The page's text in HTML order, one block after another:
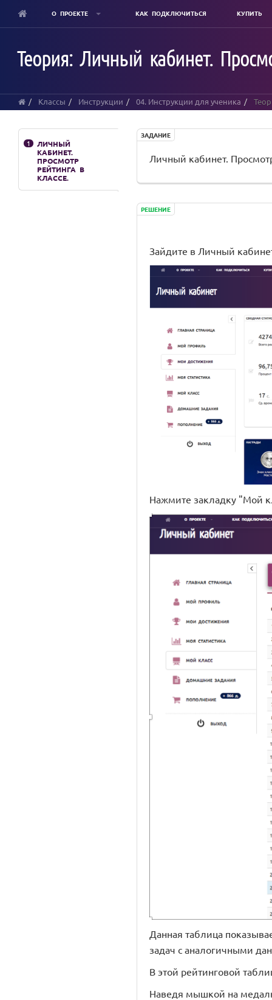
content
О ПРОЕКТЕ КАК ПОДКЛЮЧИТЬСЯ КУПИТЬ
Теория: Личный кабинет.
Классы Инструкции 04. Инструкции для ученика
1
ЛИЧНЫЙ
КАБИНЕТ.
ПРОСМОТР
РЕЙТИНГА В
КЛАССЕ.
ЗАДАНИЕ
Личный кабинет.
РЕШЕНИЕ
Зайдите в Личный
Нажмите закладку "Мой
Данная таблица
задач с аналогичными
В этой рейтинговой
Наведя мышкой на